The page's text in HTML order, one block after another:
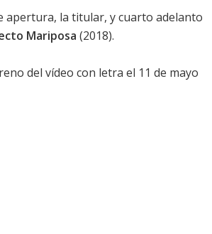
apertura, la titular, y cuarto adelanto
Mariposa (2018).
del vídeo con letra el 11 de mayo